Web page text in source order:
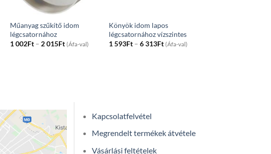
Műanyag szűkítő idom
légcsatornához
1 002Ft – 2 015FtPrice
range:
(Áfa-val)
Könyök idom lapos
légcsatornához vízszintes
1 593Ft – 6 313FtPrice
range:
(Áfa-val)
Kapcsolatfelvétel
Megrendelt termékek átvétele
Vásárlási feltételek